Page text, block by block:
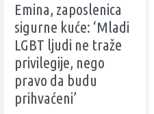
Emina, zaposlenica
sigurne kuće: ‘Mladi
LGBT ljudi ne traže
privilegije, nego
pravo da budu
prihvaćeni’